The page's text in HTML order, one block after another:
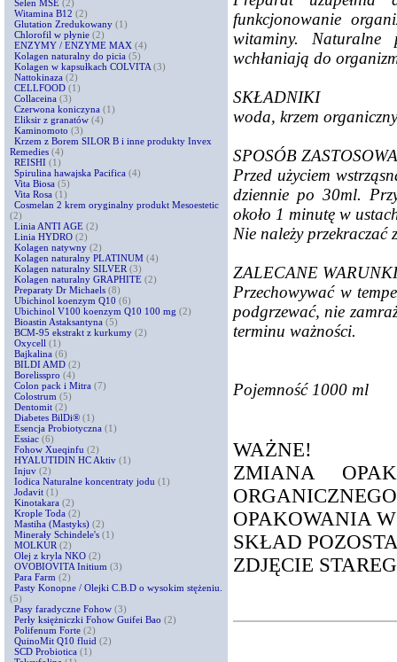
Selen MSE (2)
Witamina B12 (2)
Glutation Zredukowany (1)
Chlorofil w płynie (2)
ENZYMY / ENZYME MAX (4)
Kolagen naturalny do picia (5)
Kolagen w kapsułkach COLVITA (3)
Nattokinaza (2)
CELLFOOD (1)
Collaceina (3)
Czerwona koniczyna (1)
Eliksir z granatów (4)
Kaminomoto (3)
Krzem z Borem SILOR B i inne produkty Invex
Remedies (4)
REISHI (1)
Spirulina hawajska Pacifica (4)
Vita Biosa (5)
Vita Rosa (1)
Cosmelan 2 krem oryginalny produkt Mesoestetic
(2)
Linia ANTI AGE (2)
Linia HYDRO (2)
Kolagen natywny (2)
Kolagen naturalny PLATINUM (4)
Kolagen naturalny SILVER (3)
Kolagen naturalny GRAPHITE (2)
Preparaty Dr Michaels (8)
Ubichinol koenzym Q10 (6)
Ubichinol V100 koenzym Q10 100 mg (2)
Bioastin Astaksantyna (5)
BCM-95 ekstrakt z kurkumy (2)
Oxycell (1)
Bajkalina (6)
BILDI AMD (2)
Borelisspro (4)
Colon pack i Mitra (7)
Colostrum (5)
Dentomit (2)
Diabetes BilDi® (1)
Esencja Probiotyczna (1)
Essiac (6)
Fohow Xueqinfu (2)
HYALUTIDIN HC Aktiv (1)
Injuv (2)
Iodica Naturalne koncentraty jodu (1)
Jodavit (1)
Kinotakara (2)
Krople Toda (2)
Mastiha (Mastyks) (2)
Minerały Schindele's (1)
MOLKUR (2)
Olej z kryla NKO (2)
OVOBIOVITA Initium (3)
Para Farm (2)
Pasty Konopne / Olejki C.B.D o wysokim stężeniu.
(5)
Pasy faradyczne Fohow (3)
Perły księżniczki Fohow Guifei Bao (2)
Polifenum Forte (2)
QuinoMit Q10 fluid (2)
SCD Probiotica (1)
funkcjonowanie
witaminy. Naturalne
wchłaniają do
SKŁADNIKI
woda, krzem
SPOSÓB
Przed użyciem
dziennie po 30ml.
około 1 minutę w
Nie należy
ZALECANE
Przechowywać w
podgrzewać, nie
terminu ważności.
Pojemność 1000 ml
WAŻNE!
ZMIANA
OPAKOWANIA
SKŁAD
ZDJĘCIE